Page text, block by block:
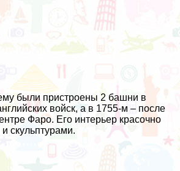
были пристроены 2 башни в
войск, а в 1755-м – после
Фаро. Его интерьер красочно
скульптурами.